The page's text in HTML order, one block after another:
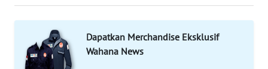
Dapatkan Merchandise Eksklusif
Wahana News
MALUT
DAIRI